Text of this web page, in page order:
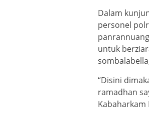
Dalam
personel
untuk
“Disini
ramadhan
Kabaharkam